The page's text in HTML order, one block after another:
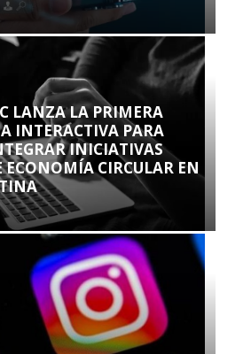
LANZA LA PRIMERA
INTERACTIVA PARA
INICIATIVAS
ECONOMÍA CIRCULAR EN